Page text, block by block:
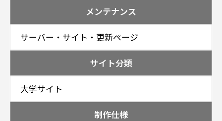
メンテナンス
サーバー・サイト・更新ページ
サイト分類
大学サイト
制作仕様